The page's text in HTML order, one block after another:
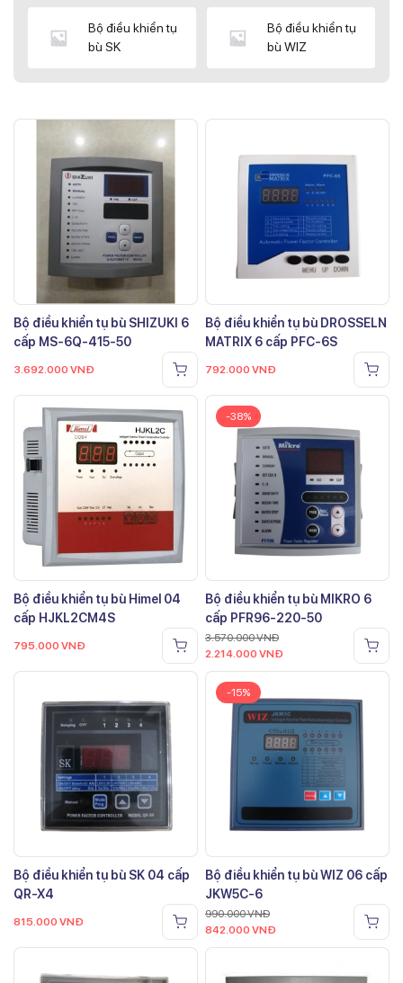
Bộ điều khiển tụ
bù SK
Bộ điều khiển tụ
bù WIZ
Bộ điều khiển tụ bù SHIZUKI 6
cấp MS-6Q-415-50
3.692.000 VNĐ
Bộ điều khiển tụ bù DROSSELN
MATRIX 6 cấp PFC-6S
792.000 VNĐ
Bộ điều khiển tụ bù Himel 04
cấp HJKL2CM4S
795.000 VNĐ
-38%
Bộ điều khiển tụ bù MIKRO 6
cấp PFR96-220-50
3.570.000VNĐ
2.214.000 VNĐ
Bộ điều khiển tụ bù SK 04 cấp
QR-X4
815.000 VNĐ
-15%
Bộ điều khiển tụ bù WIZ 06 cấp
JKW5C-6
990.000VNĐ
842.000 VNĐ